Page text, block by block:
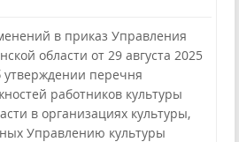
в приказ Управления
области от 29 августа 2025
перечня
работников культуры
в организациях культуры,
Управлению культуры